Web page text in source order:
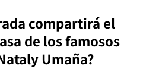
compartirá el
de los famosos
Umaña?